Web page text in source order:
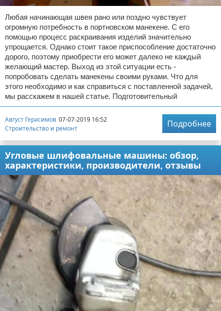
Любая начинающая швея рано или поздно чувствует
огромную потребность в портновском манекене. С его
помощью процесс раскраивания изделий значительно
упрощается. Однако стоит такое приспособление достаточно
дорого, поэтому приобрести его может далеко не каждый
желающий мастер. Выход из этой ситуации есть -
попробовать сделать манекены своими руками. Что для
этого необходимо и как справиться с поставленной задачей,
мы расскажем в нашей статье. Подготовительный
Август Герасимов 07-07-2019 16:52
Строительство и ремонт
Подробнее
Угловые шлифовальные машины: обзор,
характеристики, производители, отзывы